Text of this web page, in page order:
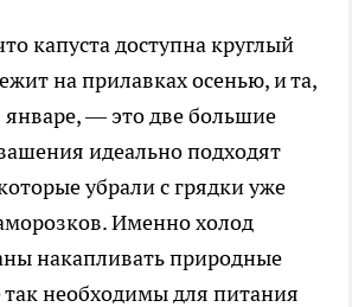
капуста доступна круглый
на прилавках осенью, и та,
январе, — это две большие
идеально подходят
убрали с грядки уже
Именно холод
накапливать природные
так необходимы для питания